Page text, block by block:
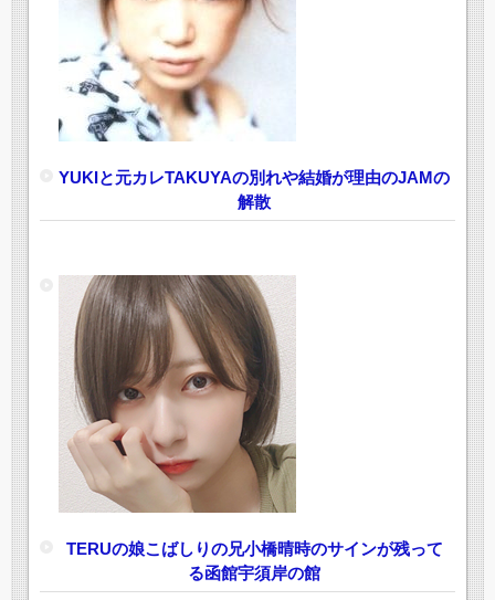
YUKIと元カレTAKUYAの別れや結婚が理由のJAMの
解散
TERUの娘こばしりの兄小橋晴時のサインが残って
る函館宇須岸の館